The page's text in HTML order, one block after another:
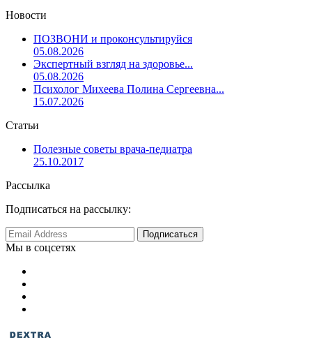
Новости
ПОЗВОНИ и проконсультируйся
05.08.2026
Экспертный взгляд на здоровье...
05.08.2026
Психолог Михеева Полина Сергеевна...
15.07.2026
Статьи
Полезные советы врача-педиатра
25.10.2017
Рассылка
Подписаться на рассылку:
Мы в соцсетях